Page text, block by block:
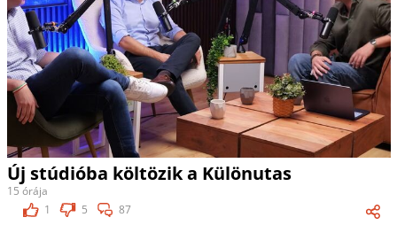
Új stúdióba költözik a Különutas
15 órája
1
5 87